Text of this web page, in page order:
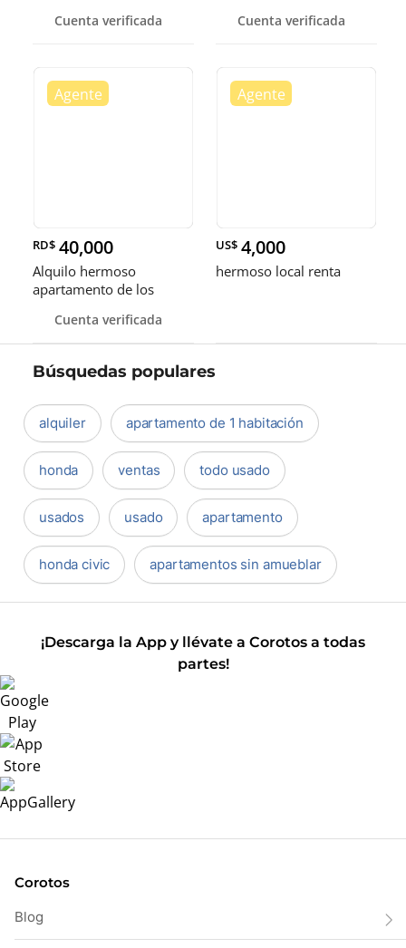
Cuenta verificada
Center, Santo Domingo
Cuenta verificada
RD$ 40,000
Alquilo hermoso
apartamento de los
Cuenta verificada
US$ 4,000
hermoso local renta
Búsquedas populares
alquiler apartamento de 1 habitación
honda ventas todo usado
usados usado apartamento
honda civic apartamentos sin amueblar
¡Descarga la App y llévate a Corotos a todas
partes!
Corotos
Blog